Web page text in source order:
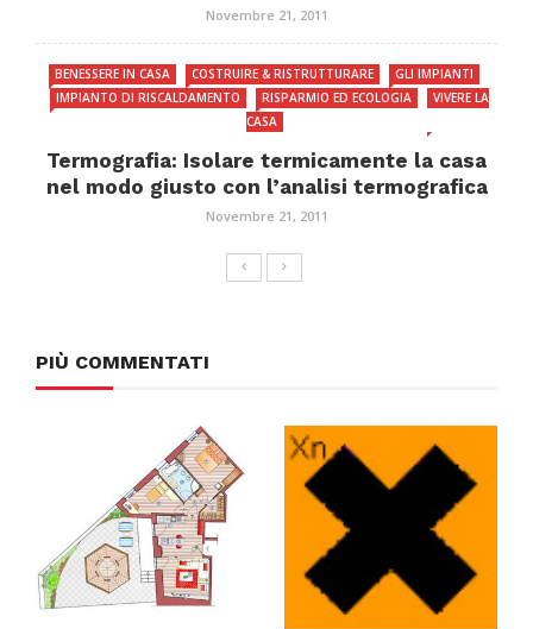
Novembre 21, 2011
BENESSERE IN CASA COSTRUIRE & RISTRUTTURARE
GLI IMPIANTI
IMPIANTO DI RISCALDAMENTO
RISPARMIO ED ECOLOGIA
VIVERE LA
CASA
Termografia: Isolare termicamente la casa
nel modo giusto con l’analisi termografica
Novembre 21, 2011
PIÙ COMMENTATI